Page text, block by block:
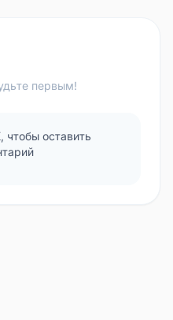
первым!
чтобы оставить